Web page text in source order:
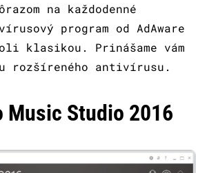
na každodenné
program od AdAware
klasikou. Prinášame vám
rozšíreného antivírusu.
Music Studio 2016